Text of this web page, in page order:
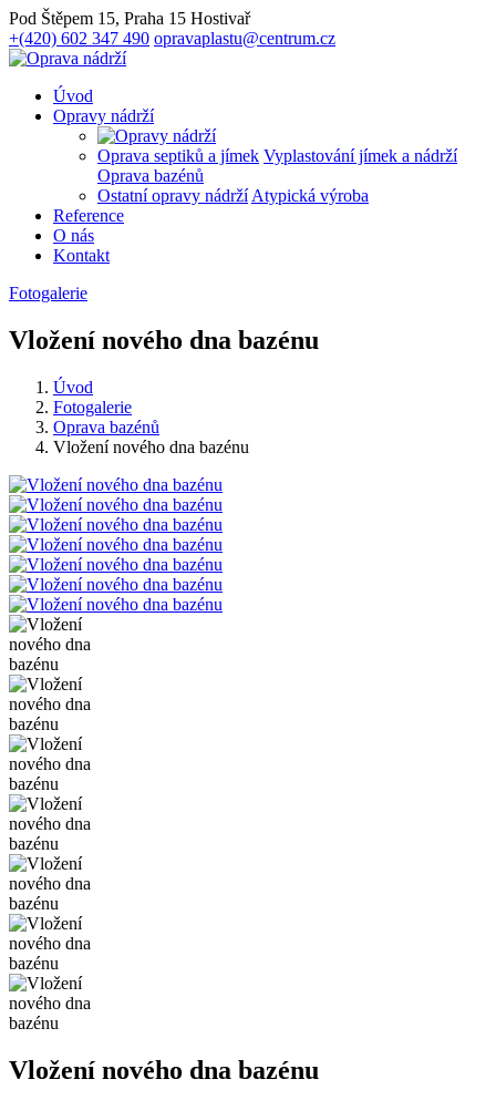
Pod Štěpem 15, Praha 15 Hostivař
+(420) 602 347 490 opravaplastu@centrum.cz
Úvod
Opravy nádrží
Oprava septiků a jímek Vyplastování jímek a nádrží
Oprava bazénů
Ostatní opravy nádrží Atypická výroba
Reference
O nás
Kontakt
Fotogalerie
Vložení nového dna bazénu
Úvod
Fotogalerie
Oprava bazénů
Vložení nového dna bazénu
Vložení nového dna bazénu